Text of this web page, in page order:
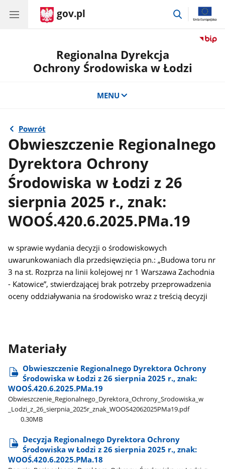
gov.pl
przejdź
Regionalna Dyrekcja
Ochrony Środowiska w Łodzi
MENU
Powrót
Obwieszczenie Regionalnego
Dyrektora Ochrony
Środowiska w Łodzi z 26
sierpnia 2025 r., znak:
WOOŚ.420.6.2025.PMa.19
w sprawie wydania decyzji o środowiskowych
uwarunkowaniach dla przedsięwzięcia pn.: „Budowa toru nr
3 na st. Rozprza na linii kolejowej nr 1 Warszawa Zachodnia
- Katowice”, stwierdzającej brak potrzeby przeprowadzenia
oceny oddziaływania na środowisko wraz z treścią decyzji
Materiały
Obwieszczenie Regionalnego Dyrektora Ochrony
Środowiska w Łodzi z 26 sierpnia 2025 r., znak:
WOOŚ.420.6.2025.PMa.19
Obwieszczenie​_Regionalnego​_Dyrektora​_Ochrony​_Srodowiska​_w​
_Lodzi​_z​_26​_sierpnia​_2025r​_znak​_WOOS42062025PMa19.pdf
0.30MB
Decyzja Regionalnego Dyrektora Ochrony
Środowiska w Łodzi z 26 sierpnia 2025 r., znak:
WOOŚ.420.6.2025.PMa.18